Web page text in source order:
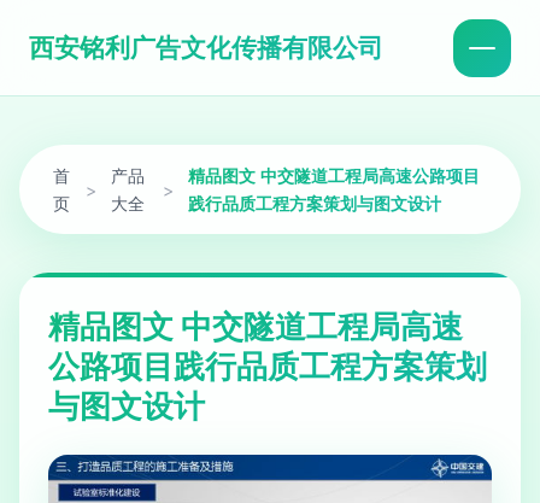
西安铭利广告文化传播有限公司
首
页
>
产品
大全
>
精品图文 中交隧道工程局高速公路项目
践行品质工程方案策划与图文设计
精品图文 中交隧道工程局高速
公路项目践行品质工程方案策划
与图文设计